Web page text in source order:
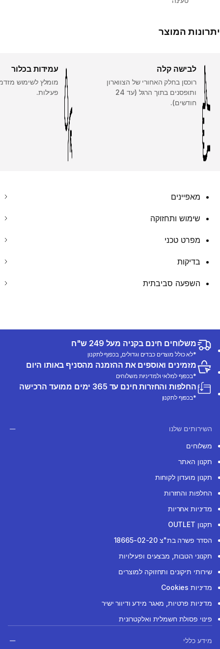
יתרונות המוצר
לבישה קלה
רוכסן בחלק האחורי של הצווארון
ותופסנים בתוך הרגל (עד 24
חודשים).
עמידות בכלור
פעילות.
מאפיינים
שימוש ותחזוקה
מפרט טכני
בדיקות
השפעה סביבתית
משלוחים חינם בקניה מעל 249 ש"ח
*לא כולל מוצרים כבדים וגדולים, בכפוף לתקנון
מזמינים ואוספים את ההזמנה מהסניף באותו היום
*בכפוף למלאי ולמדיניות משלוחים
החלפות והחזרות חינם עד 365 ימים ממועד הרכישה
*בכפוף לתקנון
השירותים שלנו
משלוחים
תקנון האתר
תקנון מועדון לקוחות
החלפות והחזרות
מדיניות אחריות
תקנון OUTLET
הסדר פשרה בת"צ 18665-02-20
תקנוני הטבות, מבצעים ופעילויות
שירותי תיקונים ותחזוקה למוצרים
מדיניות Cookies
מדיניות פרטיות, מאגר מידע ודיוור ישיר
פינוי פסולת חשמלית ואלקטרונית
מידע כללי